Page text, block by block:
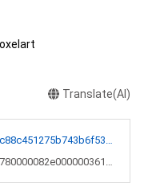
Translate(AI)
0xb30fc2d754c88c451275b743b6f530f19f643683
0x0000000022780000082e000000361a7e